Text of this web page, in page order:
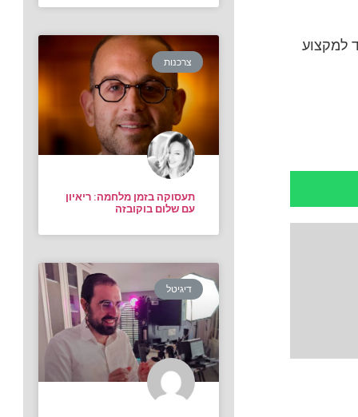
למקצוע
צרכנות
תעסוקה בזמן מלחמה: ריאיון
עם שלום בוקובזה
דיגיטל